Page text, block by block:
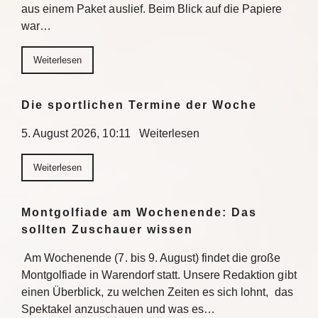
aus einem Paket auslief. Beim Blick auf die Papiere
war…
Weiterlesen
Die sportlichen Termine der Woche
5. August 2026, 10:11 Weiterlesen
Weiterlesen
Montgolfiade am Wochenende: Das
sollten Zuschauer wissen
Am Wochenende (7. bis 9. August) findet die große
Montgolfiade in Warendorf statt. Unsere Redaktion gibt
einen Überblick, zu welchen Zeiten es sich lohnt, das
Spektakel anzuschauen und was es…